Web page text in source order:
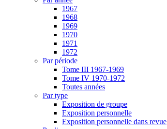
1967
1968
1969
1970
1971
1972
Par période
Tome III 1967-1969
Tome IV 1970-1972
Toutes années
Par type
Exposition de groupe
Exposition personnelle
Exposition personnelle dans revue